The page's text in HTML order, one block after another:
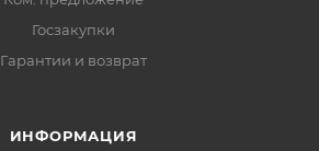
Госзакупки
Гарантии и возврат
ИНФОРМАЦИЯ